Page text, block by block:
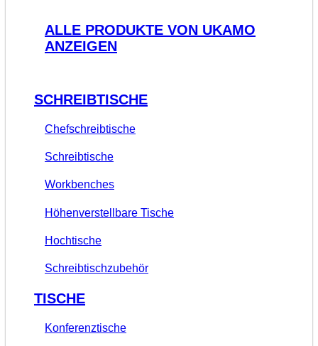
ALLE PRODUKTE VON UKAMO
ANZEIGEN
SCHREIBTISCHE
Chefschreibtische
Schreibtische
Workbenches
Höhenverstellbare Tische
Hochtische
Schreibtischzubehör
TISCHE
Konferenztische